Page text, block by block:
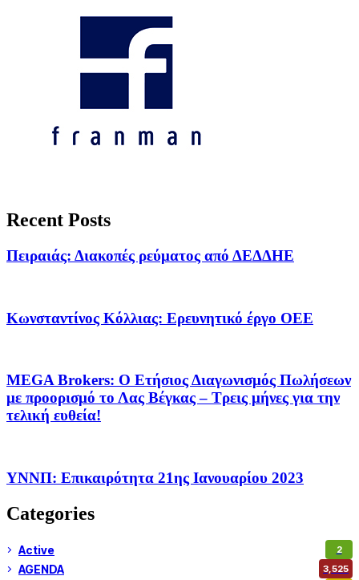
Recent Posts
Πειραιάς: Διακοπές ρεύματος από ΔΕΔΔΗΕ
Κωνσταντίνος Κόλλιας: Ερευνητικό έργο ΟΕΕ
MEGA Brokers: Ο Ετήσιος Διαγωνισμός Πωλήσεων
με προορισμό το Λας Βέγκας – Τρεις μήνες για την
τελική ευθεία!
ΥΝΝΠ: Επικαιρότητα 21ης Ιανουαρίου 2023
Categories
Active 2
AGENDA 3,525